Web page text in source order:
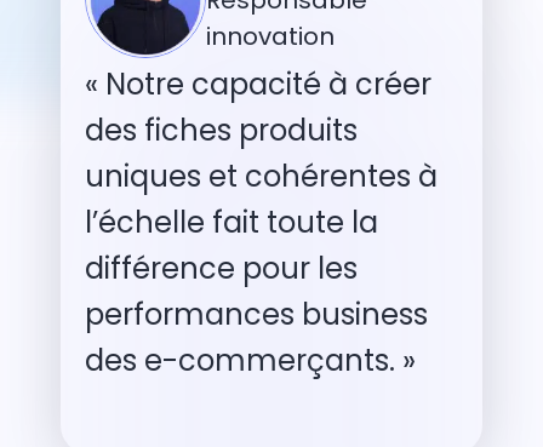
innovation
« Notre capacité à créer
des fiches produits
uniques et cohérentes à
l’échelle fait toute la
différence pour les
performances business
des e-commerçants. »